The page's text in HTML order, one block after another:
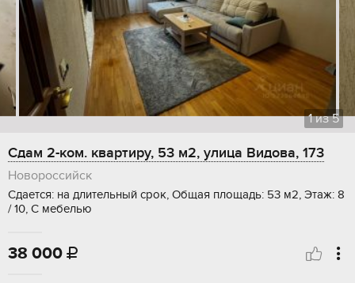
1из5
Сдам 2-ком. квартиру, 53 м2, улица Видова, 173
Новороссийск
Сдается: на длительный срок, Общая площадь: 53 м2, Этаж: 8
/ 10, С мебелью
38 000 